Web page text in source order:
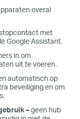
overal
met
Google Assistant.
in om
uit te voeren.
automatisch op
beveiliging en om
–geen hub